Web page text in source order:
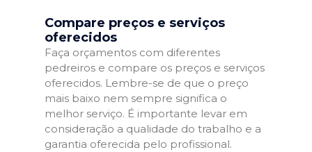
Compare preços e serviços
oferecidos
Faça orçamentos com diferentes
pedreiros e compare os preços e serviços
oferecidos. Lembre-se de que o preço
mais baixo nem sempre significa o
melhor serviço. É importante levar em
consideração a qualidade do trabalho e a
garantia oferecida pelo profissional.